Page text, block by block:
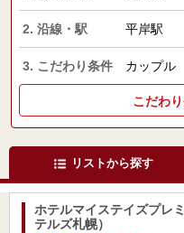
2. 沿線・駅 平岸駅
3. こだわり条件 カップル
こだわ
リストから探す
ホテルマイステイズプレ
テルズ札幌）